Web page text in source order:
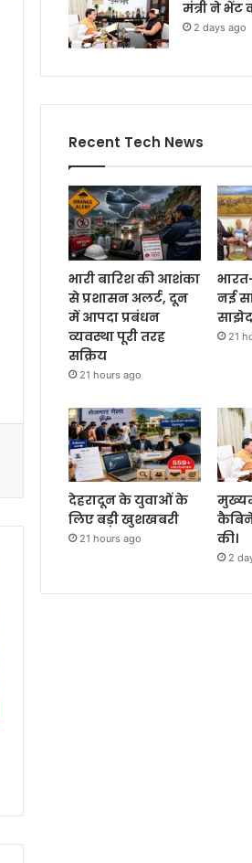
मंत्री ने भेंट
2 days ago
Recent Tech News
भारी बारिश की आशंका
से प्रशासन अलर्ट, दून
में आपदा प्रबंधन
व्यवस्था पूरी तरह
सक्रिय
21 hours ago
नई
21
देहरादून के युवाओं के
लिए बड़ी खुशखबरी
21 hours ago
की।
2